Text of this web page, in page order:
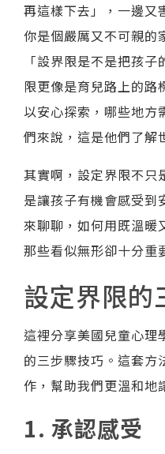
再這樣下去」，一邊又
你是個嚴厲又不可親的
「設界限是不是把孩
限更像是育兒路上的路
以安心探索，哪些地方
們來說，這是他們了解
其實啊，設定界限不只
是讓孩子有機會感受到
來聊聊，如何用既溫暖
那些看似無形卻十分重
設定界限的
這裡分享美國兒童心
的三步驟技巧。這套方
作，幫助我們更溫和地
1. 承認感受